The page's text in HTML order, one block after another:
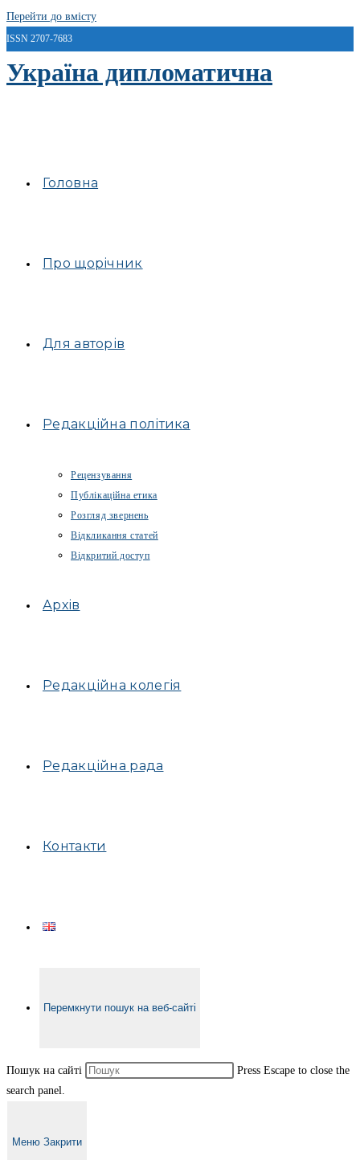
Перейти до вмісту
ISSN 2707-7683
Україна дипломатична
Головна
Про щорічник
Для авторів
Редакційна політика
Рецензування
Публікаційна етика
Розгляд звернень
Відкликання статей
Відкритий доступ
Архів
Редакційна колегія
Редакційна рада
Контакти
Перемкнути пошук на веб-сайті
Пошук на сайті
Press Escape to close the
search panel.
Меню Закрити